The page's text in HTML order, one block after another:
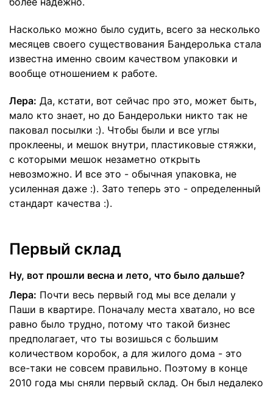
Насколько можно было судить, всего за несколько
месяцев своего существования Бандеролька стала
известна именно своим качеством упаковки и
вообще отношением к работе.
Лера: Да, кстати, вот сейчас про это, может быть,
мало кто знает, но до Бандерольки никто так не
паковал посылки :). Чтобы были и все углы
проклеены, и мешок внутри, пластиковые стяжки,
с которыми мешок незаметно открыть
невозможно. И все это - обычная упаковка, не
усиленная даже :). Зато теперь это - определенный
стандарт качества :).
Первый склад
Ну, вот прошли весна и лето, что было дальше?
Лера: Почти весь первый год мы все делали у
Паши в квартире. Поначалу места хватало, но все
равно было трудно, потому что такой бизнес
предполагает, что ты возишься с большим
количеством коробок, а для жилого дома - это
все-таки не совсем правильно. Поэтому в конце
2010 года мы сняли первый склад. Он был недалеко